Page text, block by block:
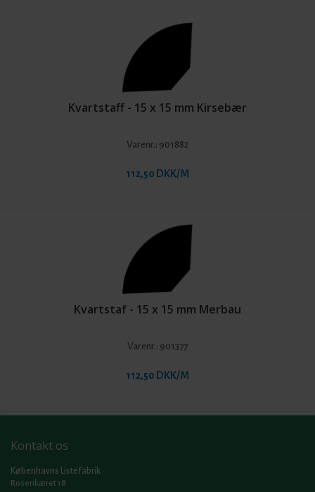
Kvartstaff - 15 x 15 mm Kirsebær
Varenr.: 901882
112,50 DKK/M
Kvartstaf - 15 x 15 mm Merbau
Varenr.: 901377
112,50 DKK/M
Kontakt os
Københavns Listefabrik
Rosenkæret 18